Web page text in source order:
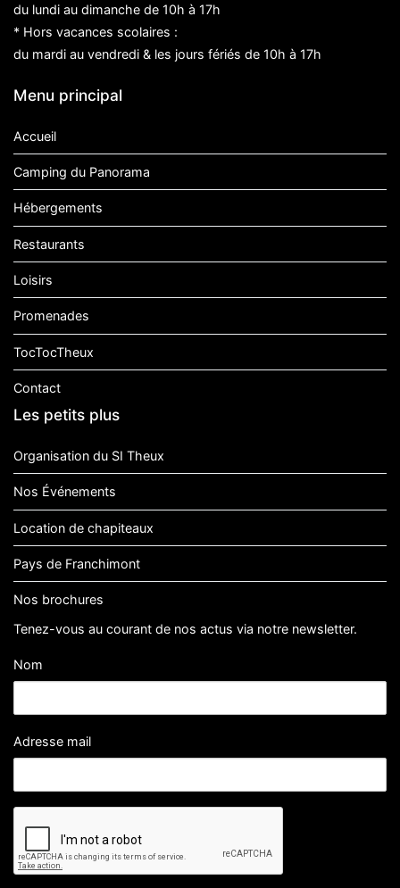
du lundi au dimanche de 10h à 17h
* Hors vacances scolaires :
du mardi au vendredi & les jours fériés de 10h à 17h
Menu principal
Accueil
Camping du Panorama
Hébergements
Restaurants
Loisirs
Promenades
TocTocTheux
Contact
Les petits plus
Organisation du SI Theux
Nos Événements
Location de chapiteaux
Pays de Franchimont
Nos brochures
Tenez-vous au courant de nos actus via notre newsletter.
Nom
Adresse mail